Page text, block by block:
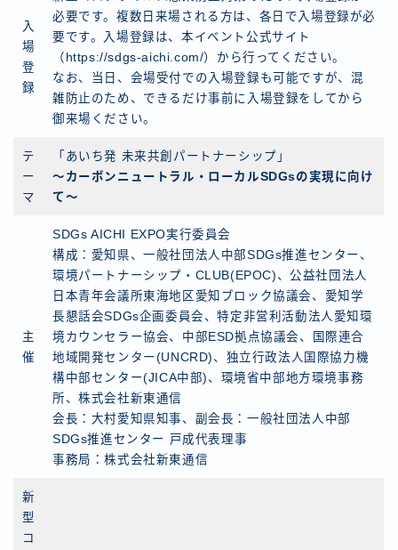
入
場
登
録
必要です。複数日来場される方は、各日で入場登録が必
要です。入場登録は、本イベント公式サイト
（https://sdgs-aichi.com/）から行ってください。
なお、当日、会場受付での入場登録も可能ですが、混
雑防止のため、できるだけ事前に入場登録をしてから
御来場ください。
テ
ー
マ
「あいち発 未来共創パートナーシップ」
〜カーボンニュートラル・ローカルSDGsの実現に向け
て〜
主
催
SDGs AICHI EXPO実行委員会
構成：愛知県、一般社団法人中部SDGs推進センター、
環境パートナーシップ・CLUB(EPOC)、公益社団法人
日本青年会議所東海地区愛知ブロック協議会、愛知学
長懇話会SDGs企画委員会、特定非営利活動法人愛知環
境カウンセラー協会、中部ESD拠点協議会、国際連合
地域開発センター(UNCRD)、独立行政法人国際協力機
構中部センター(JICA中部)、環境省中部地方環境事務
所、株式会社新東通信
会長：大村愛知県知事、副会長：一般社団法人中部
SDGs推進センター 戸成代表理事
事務局：株式会社新東通信
新
型
コ